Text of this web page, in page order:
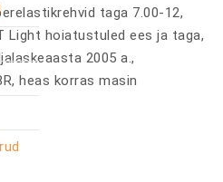
taga 7.00-12,
Light hoiatustuled ees ja taga,
2005 a.,
heas korras masin